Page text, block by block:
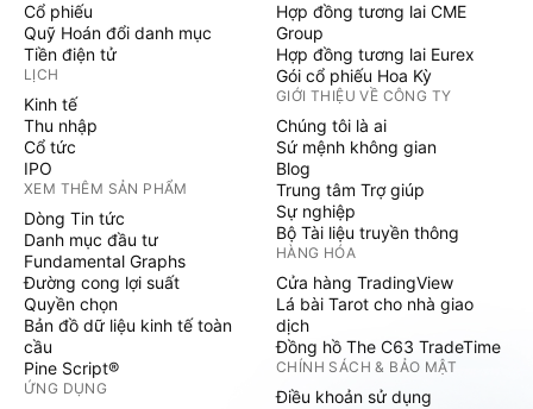
Cổ phiếu
Quỹ Hoán đổi danh mục
Tiền điện tử
LỊCH
Kinh tế
Thu nhập
Cổ tức
IPO
XEM THÊM SẢN PHẨM
Dòng Tin tức
Danh mục đầu tư
Fundamental Graphs
Đường cong lợi suất
Quyền chọn
Bản đồ dữ liệu kinh tế toàn
cầu
Pine Script®
ỨNG DỤNG
Hợp đồng tương lai CME
Group
Hợp đồng tương lai Eurex
Gói cổ phiếu Hoa Kỳ
GIỚI THIỆU VỀ CÔNG TY
Chúng tôi là ai
Sứ mệnh không gian
Blog
Trung tâm Trợ giúp
Sự nghiệp
Bộ Tài liệu truyền thông
HÀNG HÓA
Cửa hàng TradingView
Lá bài Tarot cho nhà giao
dịch
Đồng hồ The C63 TradeTime
CHÍNH SÁCH & BẢO MẬT
Điều khoản sử dụng